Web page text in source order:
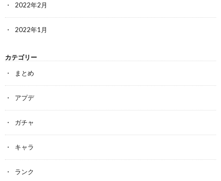
2022年2月
2022年1月
カテゴリー
まとめ
アプデ
ガチャ
キャラ
ランク